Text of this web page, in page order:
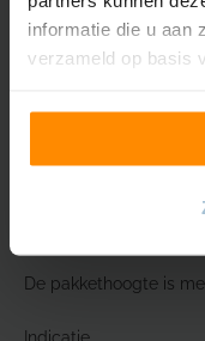
informatie die u aan
verzameld op basis
Let op:
De pakkethoogte is